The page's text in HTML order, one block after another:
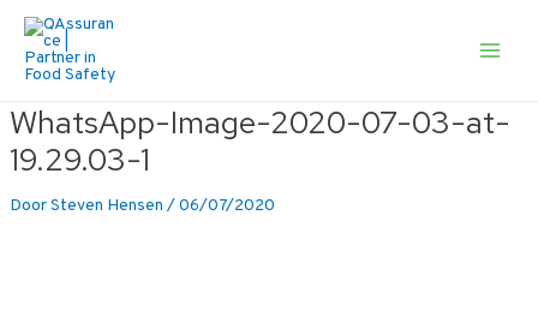
naar
WhatsApp-Image-2020-07-03-at-
19.29.03-1
DoorSteven Hensen /06/07/2020